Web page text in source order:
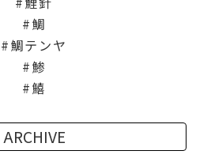
鯛
鯛テンヤ
鯵
鱚
ARCHIVE